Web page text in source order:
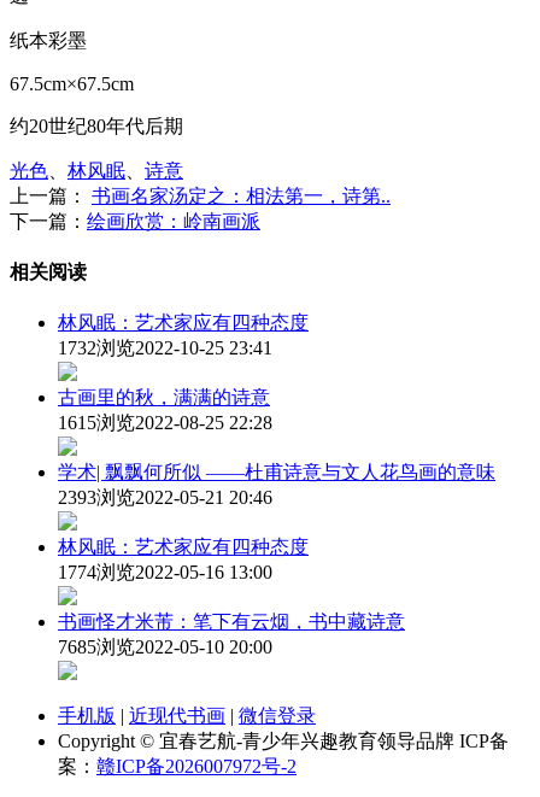
纸本彩墨
67.5cm×67.5cm
约20世纪80年代后期
光色 林风眠
诗意
上一篇：
书画名家汤定之：相法第一，诗第..
下一篇： 绘画欣赏：岭南画派
相关阅读
林风眠：艺术家应有四种态度
1732浏览2022-10-25 23:41
古画里的秋，满满的诗意
1615浏览2022-08-25 22:28
学术| 飘飘何所似 ——杜甫诗意与文人花鸟画的意味
2393浏览2022-05-21 20:46
林风眠：艺术家应有四种态度
1774浏览2022-05-16 13:00
书画怪才米芾：笔下有云烟，书中藏诗意
7685浏览2022-05-10 20:00
手机版 | 近现代书画 | 微信登录
Copyright © 宜春艺航-青少年兴趣教育领导品牌 ICP备
案： 赣ICP备2026007972号-2